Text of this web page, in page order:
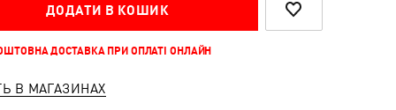
ДОДАТИ В КОШИК
ДОСТАВКА ПРИ ОПЛАТІ ОНЛАЙН
В МАГАЗИНАХ